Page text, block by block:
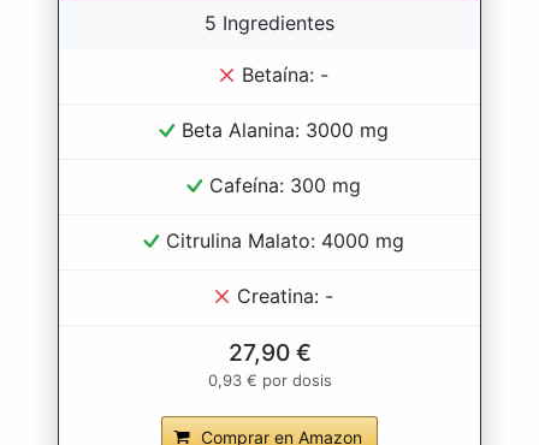
5 Ingredientes
Betaína: -
Beta Alanina: 3000 mg
Cafeína: 300 mg
Citrulina Malato: 4000 mg
Creatina: -
27,90 €
0,93 € por dosis
Comprar en Amazon